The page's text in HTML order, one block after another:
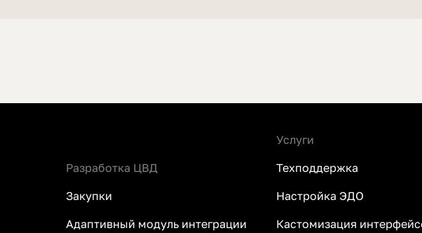
Разработка ЦВД
Закупки
Адаптивный модуль интеграции
Услуги
Техподдержка
Настройка ЭДО
Кастомизация